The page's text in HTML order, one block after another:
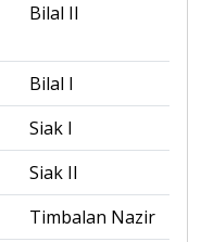
Bilal II
Bilal I
Siak I
Siak II
Timbalan Nazir